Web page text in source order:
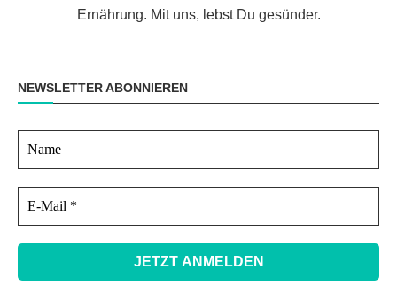
Ernährung. Mit uns, lebst Du gesünder.
NEWSLETTER ABONNIEREN